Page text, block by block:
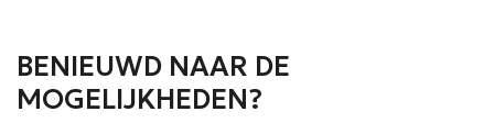
BENIEUWD NAAR DE
MOGELIJKHEDEN?